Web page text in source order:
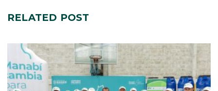
RELATED POST